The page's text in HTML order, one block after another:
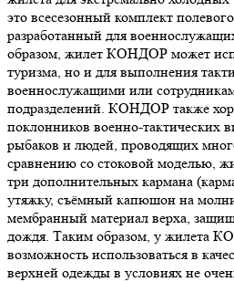
это всесезонный комплект
разработанный для
образом, жилет КОНДОР может
туризма, но и для выполнения
военнослужащими или
подразделений. КОНДОР также
поклонников военно-тактических
рыбаков и людей, проводящих
сравнению со стоковой моделью,
три дополнительных кармана
утяжку, съёмный капюшон на
мембранный материал верха,
дождя. Таким образом, у жилета
возможность использоваться в
верхней одежды в условиях не